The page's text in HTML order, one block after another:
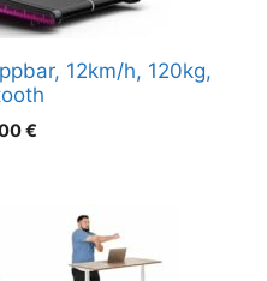
12km/h, 120kg,
€